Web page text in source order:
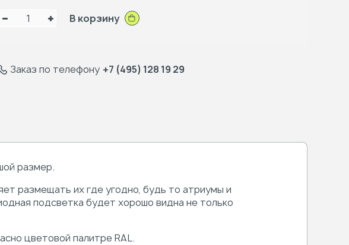
В корзину
Заказ по телефону +7 (495) 128 19 29
размер.
размещать их где угодно, будь то атриумы и
подсветка будет хорошо видна не только
цветовой палитре RAL.